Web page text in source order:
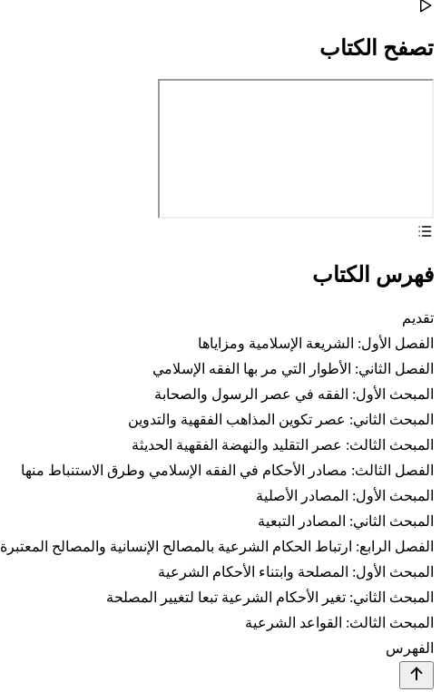
تصفح الكتاب
فهرس الكتاب
تقديم
الفصل الأول: الشريعة الإسلامية ومزاياها
الفصل الثاني: الأطوار التي مر بها الفقه الإسلامي
المبحث الأول: الفقه في عصر الرسول والصحابة
المبحث الثاني: عصر تكوين المذاهب الفقهية والتدوين
المبحث الثالث: عصر التقليد والنهضة الفقهية الحديثة
الفصل الثالث: مصادر الأحكام في الفقه الإسلامي وطرق الاستنباط منها
المبحث الأول: المصادر الأصلية
المبحث الثاني: المصادر التبعية
الفصل الرابع: ارتباط الحكام الشرعية بالمصالح الإنسانية والمصالح المعتبرة
المبحث الأول: المصلحة وابتناء الأحكام الشرعية
المبحث الثاني: تغير الأحكام الشرعية تبعا لتغيير المصلحة
المبحث الثالث: القواعد الشرعية
الفهرس